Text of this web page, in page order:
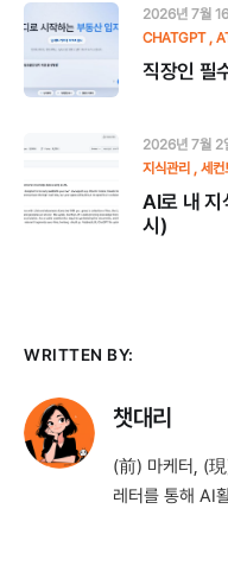
2026년 7월
CHATGPT
직장인 필
2026년 7월 2
지식관리
세컨
AI로 내 지
시)
WRITTEN BY:
챗대리
(前) 마케터, (
레터를 통해 AI